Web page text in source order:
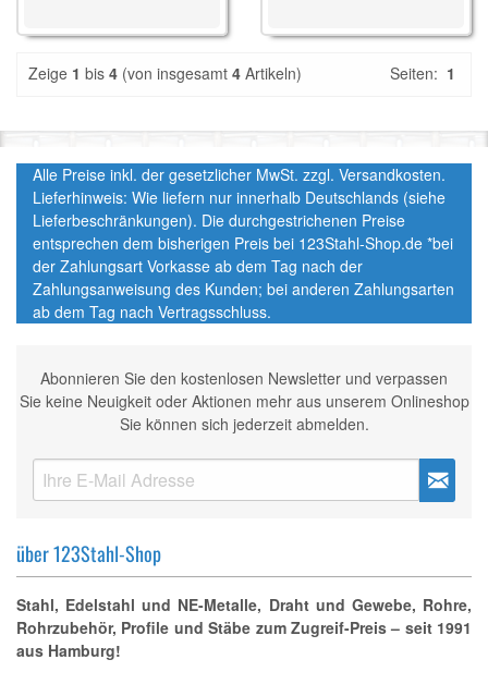
Zeige 1 bis 4 (von insgesamt 4 Artikeln) Seiten: 1
Alle Preise inkl. der gesetzlicher MwSt. zzgl. Versandkosten.
Lieferhinweis: Wie liefern nur innerhalb Deutschlands (siehe
Lieferbeschränkungen). Die durchgestrichenen Preise
entsprechen dem bisherigen Preis bei 123Stahl-Shop.de *bei
der Zahlungsart Vorkasse ab dem Tag nach der
Zahlungsanweisung des Kunden; bei anderen Zahlungsarten
ab dem Tag nach Vertragsschluss.
Abonnieren Sie den kostenlosen Newsletter und verpassen
Sie keine Neuigkeit oder Aktionen mehr aus unserem Onlineshop
Sie können sich jederzeit abmelden.
über 123Stahl-Shop
Stahl, Edelstahl und NE-Metalle, Draht und Gewebe, Rohre,
Rohrzubehör, Profile und Stäbe zum Zugreif-Preis – seit 1991
aus Hamburg!